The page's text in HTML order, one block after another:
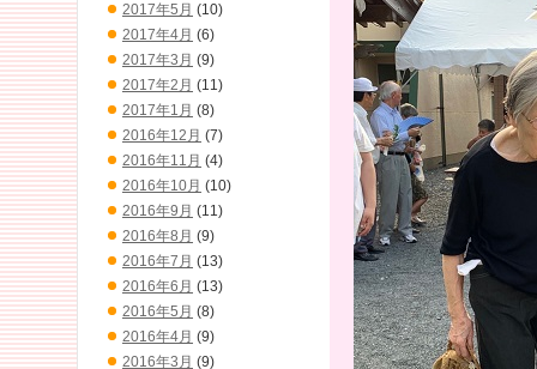
2017年5月 (10)
2017年4月 (6)
2017年3月 (9)
2017年2月 (11)
2017年1月 (8)
2016年12月 (7)
2016年11月 (4)
2016年10月 (10)
2016年9月 (11)
2016年8月 (9)
2016年7月 (13)
2016年6月 (13)
2016年5月 (8)
2016年4月 (9)
2016年3月 (9)